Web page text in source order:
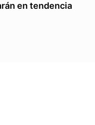
en tendencia